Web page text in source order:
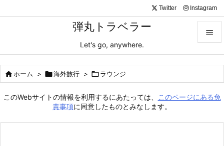
弾丸トラベラー
Let's go, anywhere.


メニュ

Twitter Instagram
ホーム > 海外旅行 > ラウンジ
このWebサイトの情報を利用するにあたっては、
このページにある免
責事項に同意したものとみなします。